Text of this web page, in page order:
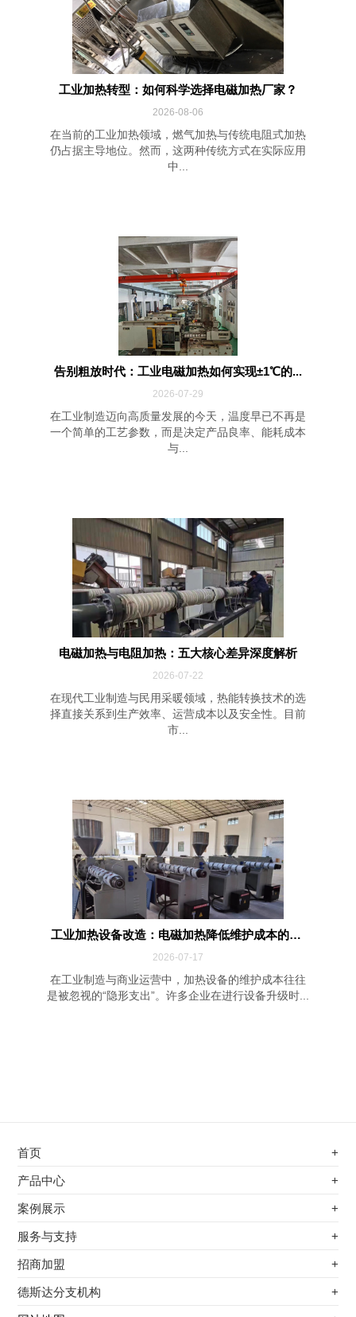
工业加热转型：如何科学选择电磁加热厂家？
2026-08-06
在当前的工业加热领域，燃气加热与传统电阻式加热
仍占据主导地位。然而，这两种传统方式在实际应用
中...
告别粗放时代：工业电磁加热如何实现±1℃的...
2026-07-29
在工业制造迈向高质量发展的今天，温度早已不再是
一个简单的工艺参数，而是决定产品良率、能耗成本
与...
电磁加热与电阻加热：五大核心差异深度解析
2026-07-22
在现代工业制造与民用采暖领域，热能转换技术的选
择直接关系到生产效率、运营成本以及安全性。目前
市...
工业加热设备改造：电磁加热降低维护成本的四...
2026-07-17
在工业制造与商业运营中，加热设备的维护成本往往
是被忽视的“隐形支出”。许多企业在进行设备升级时...
首页 +
不锈钢专用电磁加热器
电磁蒸汽发生器
电磁加热棒配件
产品中心 +
不锈钢专用电磁加热器
电磁蒸汽发生器
案例展示 +
最新案例
其他应用
服务与支持 +
服务覆盖网络
服务流程
招商加盟 +
前景分析
德斯达分支机构 +